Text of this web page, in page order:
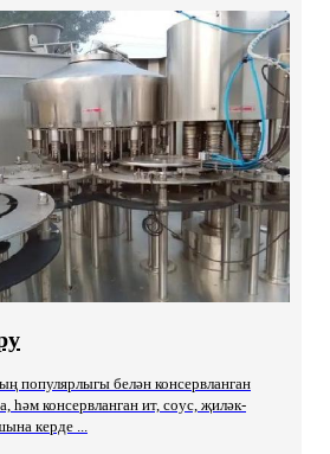
популярлыгы белән консервланган
һәм консервланган ит, соус, җиләк-
керде ...